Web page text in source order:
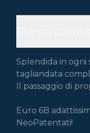
Splendida in ogni
tagliandata
Il passaggio di
Euro 6B
NeoPatentati!